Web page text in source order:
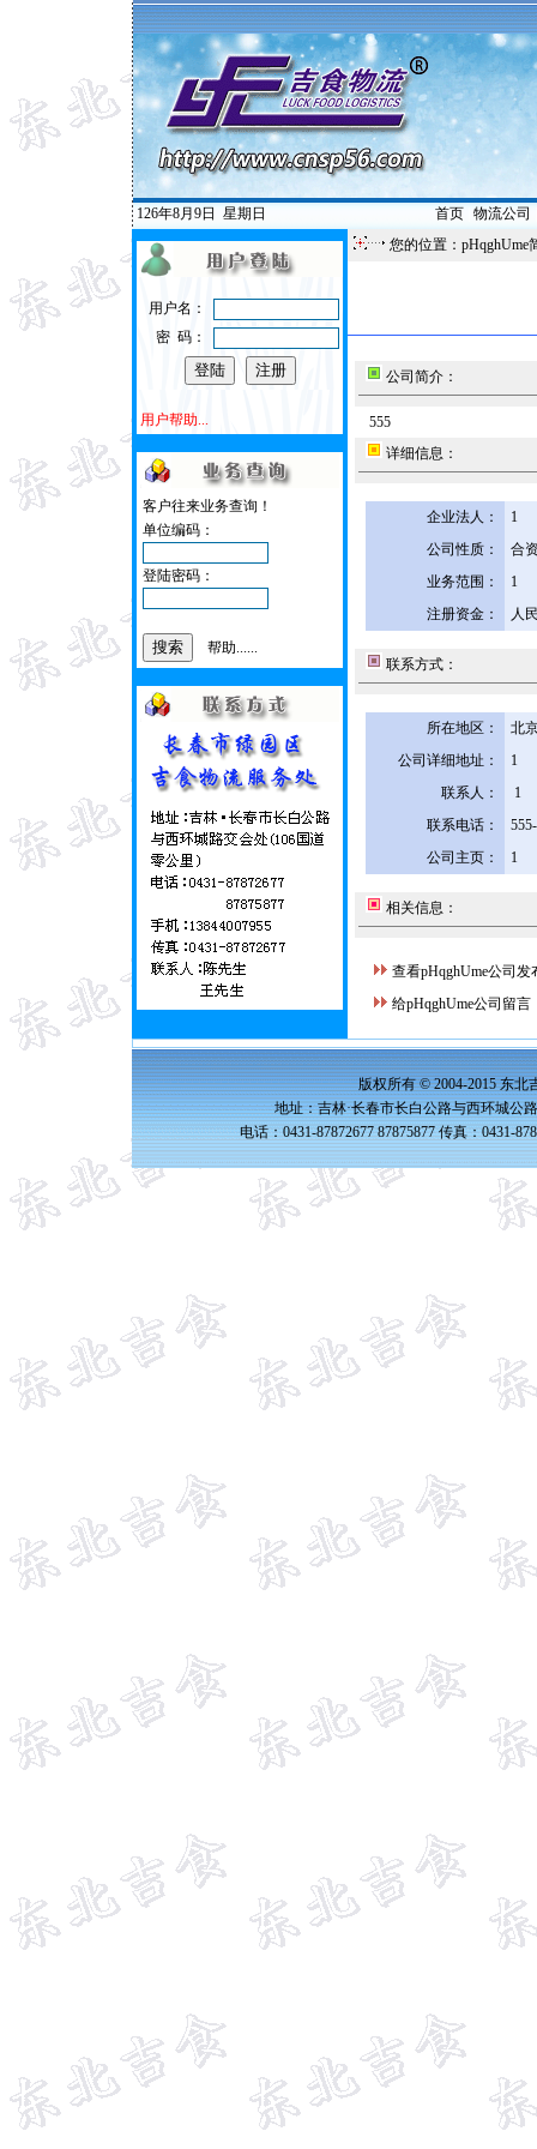
126年8月9日 星期日 首页| 物流公司
用户名：
密 码：
用户帮助...
客户往来业务查询！
单位编码：
登陆密码：
帮助......
您的位置：pHqghUme
公司简介：
555
详细信息：
企业法人：
1
公司性质：
合
业务范围：
1
注册资金：
人
联系方式：
所在地区：
北
公司详细地址：
1
联系人：
1
联系电话：
公司主页：
1
相关信息：
查看pHqghUme公司发
给pHqghUme公司留言
版权所有 © 2004-2015 东北
地址：吉林·长春市长白公路与西环城公
电话：0431-87872677 87875877 传真：0431-